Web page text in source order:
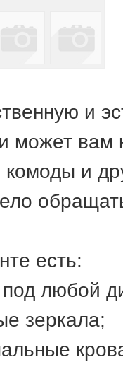
и
может вам
и
есть:
любой
зеркала;